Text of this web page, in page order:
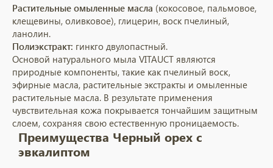
Растительные омыленные масла (кокосовое, пальмовое,
клещевины, оливковое), глицерин, воск пчелиный,
ланолин.
Полиэкстракт: гинкго двулопастный.
Основой натурального мыла VITAUCT являются
природные компоненты, такие как пчелиный воск,
эфирные масла, растительные экстракты и омыленные
растительные масла. В результате применения
чувствительная кожа покрывается тончайшим защитным
слоем, сохраняя свою естественную проницаемость.
Преимущества Черный орех с
эвкалиптом